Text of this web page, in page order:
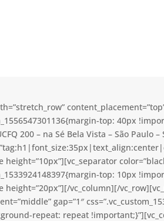
top: 40px
200 – na Sé Bela Vista – São Paulo –
height=”10px”][vc_separator
top: 10px
height=”20px”][/vc_column][/
gap=”1″
repeat: repeat